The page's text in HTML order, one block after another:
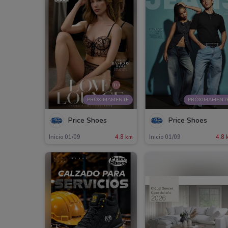
PRÓXIMAMENTE
Price Shoes
Inicio 01/09 4.8 km
Price Shoes
Inicio 01/09 4.8